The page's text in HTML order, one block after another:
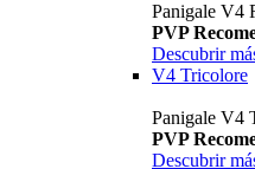
Panigale V4
PVP
Descubrir
V4 Tricolore
Panigale V4
PVP
Descubrir